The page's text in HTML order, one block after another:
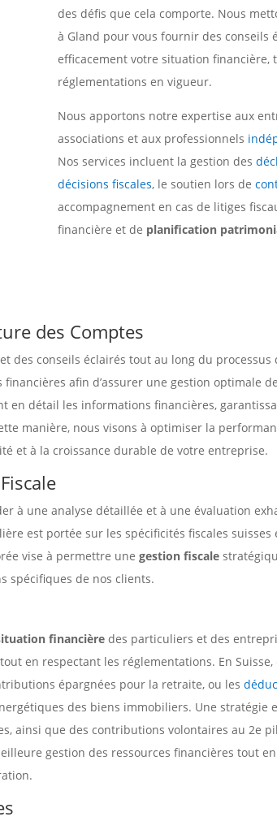
des défis que cela comporte. Nous
à Gland pour vous fournir des conseils
efficacement votre situation
réglementations en vigueur.
Nous apportons notre expertise aux
associations et aux professionnels
Nos services incluent la gestion des
décisions fiscales, le soutien lors de
accompagnement en cas de litiges
financière et de planification
des Comptes
des conseils éclairés tout au long du
afin d’assurer une gestion optimale
en détail les informations financières,
manière, nous visons à optimiser la
et à la croissance durable de votre entreprise.
à une analyse détaillée et à une évaluation
est portée sur les spécificités fiscales
vise à permettre unegestion fiscale
spécifiques de nos clients.
financière des particuliers et des
tout en respectant les réglementations. En
épargnées pour la retraite, ou les
des biens immobiliers. Une stratégie
ainsi que des contributions volontaires au 2e
gestion des ressources financières tout